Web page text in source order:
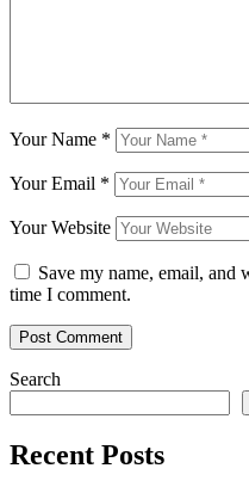
Your Name *
Your Email *
Your Website
Save my name, email, and
time I comment.
Search
Recent Posts